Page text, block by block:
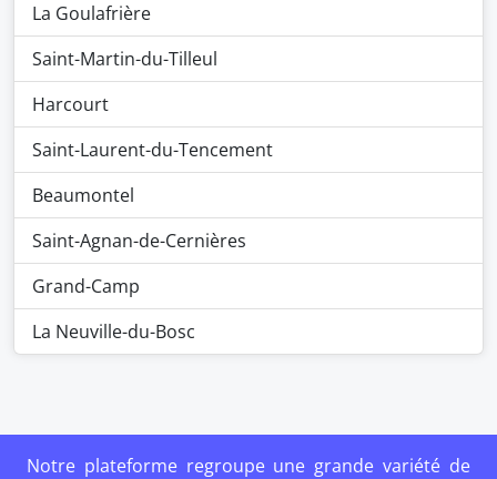
La Goulafrière
Saint-Martin-du-Tilleul
Harcourt
Saint-Laurent-du-Tencement
Beaumontel
Saint-Agnan-de-Cernières
Grand-Camp
La Neuville-du-Bosc
Notre plateforme regroupe une grande variété de